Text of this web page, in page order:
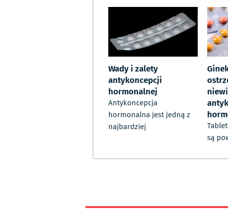
Wady i zalety
antykoncepcji
hormonalnej
Antykoncepcja
hormonalna jest jedną z
najbardziej
są